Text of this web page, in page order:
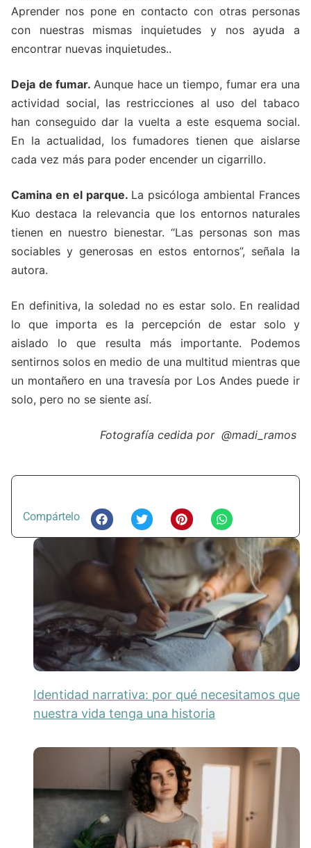
Aprender nos pone en contacto con otras personas
con nuestras mismas inquietudes y nos ayuda a
encontrar nuevas inquietudes..
Deja de fumar. Aunque hace un tiempo, fumar era una
actividad social, las restricciones al uso del tabaco
han conseguido dar la vuelta a este esquema social.
En la actualidad, los fumadores tienen que aislarse
cada vez más para poder encender un cigarrillo.
Camina en el parque. La psicóloga ambiental Frances
Kuo destaca la relevancia que los entornos naturales
tienen en nuestro bienestar. “Las personas son mas
sociables y generosas en estos entornos”, señala la
autora.
En definitiva, la soledad no es estar solo. En realidad
lo que importa es la percepción de estar solo y
aislado lo que resulta más importante. Podemos
sentirnos solos en medio de una multitud mientras que
un montañero en una travesía por Los Andes puede ir
solo, pero no se siente así.
Fotografía cedida por @madi_ramos
Compártelo
Identidad narrativa: por qué necesitamos que
nuestra vida tenga una historia